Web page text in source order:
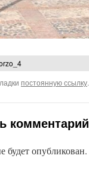
постоянную ссылку.
комментарий
будет опубликован.